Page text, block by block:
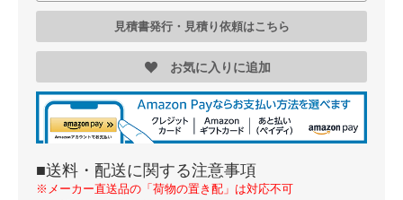
見積書発行・見積り依頼はこちら
お気に入りに追加
■送料・配送に関する注意事項
※メーカー直送品の「荷物の置き配」は対応不可